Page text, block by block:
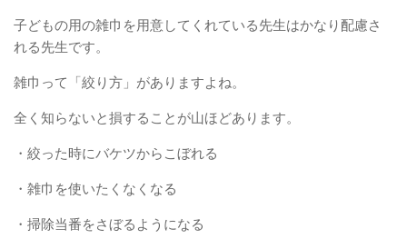
子どもの用の雑巾を用意してくれている先生はかなり配慮さ
れる先生です。
雑巾って「絞り方」がありますよね。
全く知らないと損することが山ほどあります。
・絞った時にバケツからこぼれる
・雑巾を使いたくなくなる
・掃除当番をさぼるようになる